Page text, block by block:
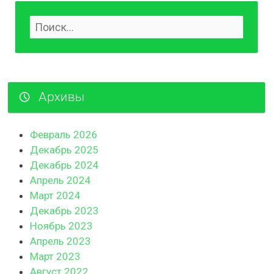
Архивы
Февраль 2026
Декабрь 2025
Декабрь 2024
Апрель 2024
Март 2024
Декабрь 2023
Ноябрь 2023
Апрель 2023
Март 2023
Август 2022